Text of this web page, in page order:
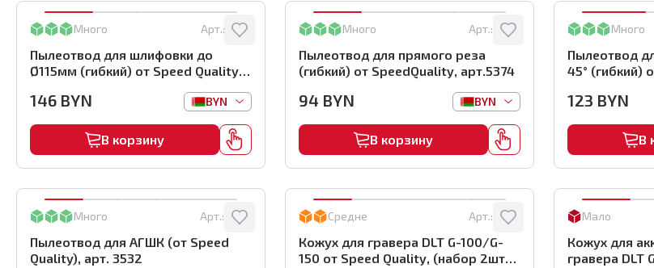
Много Арт.: 5502
Пылеотвод для шлифовки до
Ø115мм (гибкий) от Speed Quality,
146 BYN BYN
В корзину
Много Арт.: 5374
Пылеотвод для прямого реза
(гибкий) от SpeedQuality, арт.5374
94 BYN BYN
В корзину
Много
Пылеотвод
45° (гибкий)
123 BYN
В
Много Арт.: 3532
Пылеотвод для АГШК (от Speed
Quality), арт. 3532
Средне Арт.: 3533
Кожух для гравера DLT G-100/G-
150 от Speed Quality, (набор 2шт),
Мало
Кожух для
гравера DLT